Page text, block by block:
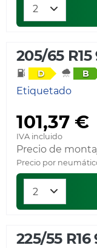
205/65 R15
D B
Etiquetado
101,37 €
IVA incluido
Precio de
Precio por
225/55 R16